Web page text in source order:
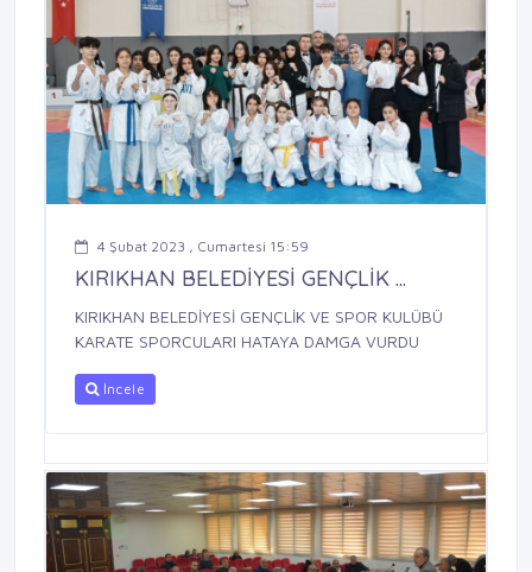
4 Şubat 2023 , Cumartesi 15:59
KIRIKHAN BELEDİYESİ GENÇLİK ...
KIRIKHAN BELEDİYESİ GENÇLİK VE SPOR KULÜBÜ
KARATE SPORCULARI HATAYA DAMGA VURDU
İncele